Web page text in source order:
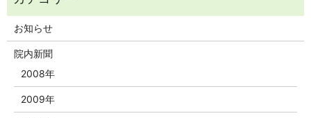
お知らせ
院内新聞
2008年
2009年